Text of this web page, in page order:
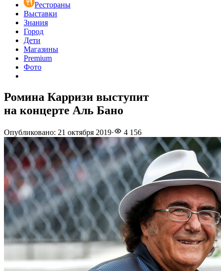
Рестораны
Выставки
Знания
Город
Дети
Магазины
Premium
Фото
Ромина Карризи выступит
на концерте Аль Бано
Опубликовано: 21 октября 2019· 4 156